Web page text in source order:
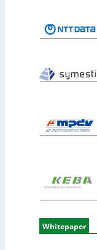
e
I
e
i
g
Whitepaper